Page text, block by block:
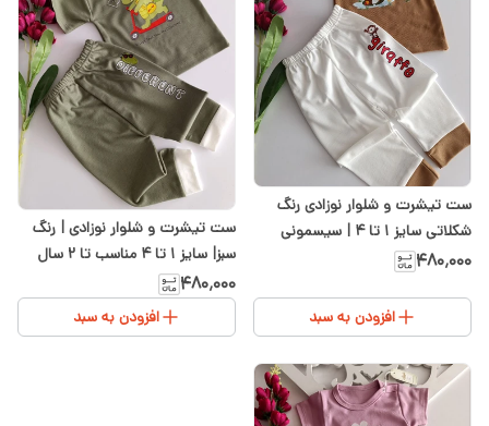
ست تیشرت و شلوار نوزادی رنگ
شکلاتی سایز ۱ تا ۴ | سیسمونی
شیدا
۴۸۰٬۰۰۰
افزودن به سبد
ست تیشرت و شلوار نوزادی | رنگ
سبز| سایز ۱ تا ۴ مناسب تا ۲ سال
حدودا | سیسمونی شیدا
۴۸۰٬۰۰۰
افزودن به سبد